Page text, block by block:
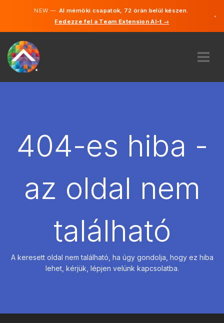
NEW —AI mérnöki csapatok, 72 órán belül készen.
Fedezze fel a Team Extension AI-t →
×
BÉREL
404-es hiba -
az oldal nem
található
A keresett oldal nem található, ha úgy gondolja, hogy ez hiba
lehet, kérjük, lépjen velünk kapcsolatba.